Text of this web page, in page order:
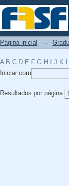
Filtrador
Página inicial →
A B C D E F G H J K L
Iniciar com
Resultados por página: